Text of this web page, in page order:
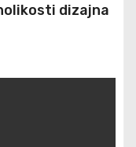
dizajna